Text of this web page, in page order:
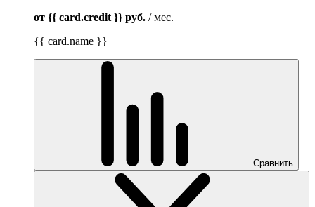
от {{ card.credit }} руб. / мес.
{{ card.name }}
Сравнить